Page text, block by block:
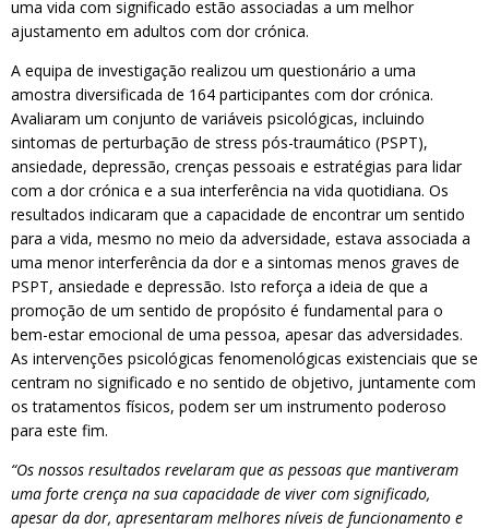
uma vida com significado estão associadas a um melhor
ajustamento em adultos com dor crónica.
A equipa de investigação realizou um questionário a uma
amostra diversificada de 164 participantes com dor crónica.
Avaliaram um conjunto de variáveis psicológicas, incluindo
sintomas de perturbação de stress pós-traumático (PSPT),
ansiedade, depressão, crenças pessoais e estratégias para lidar
com a dor crónica e a sua interferência na vida quotidiana. Os
resultados indicaram que a capacidade de encontrar um sentido
para a vida, mesmo no meio da adversidade, estava associada a
uma menor interferência da dor e a sintomas menos graves de
PSPT, ansiedade e depressão. Isto reforça a ideia de que a
promoção de um sentido de propósito é fundamental para o
bem-estar emocional de uma pessoa, apesar das adversidades.
As intervenções psicológicas fenomenológicas existenciais que se
centram no significado e no sentido de objetivo, juntamente com
os tratamentos físicos, podem ser um instrumento poderoso
para este fim.
“Os nossos resultados revelaram que as pessoas que mantiveram
uma forte crença na sua capacidade de viver com significado,
apesar da dor, apresentaram melhores níveis de funcionamento e